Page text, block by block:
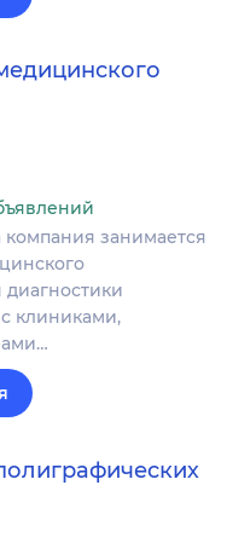
занимается
клиниками,